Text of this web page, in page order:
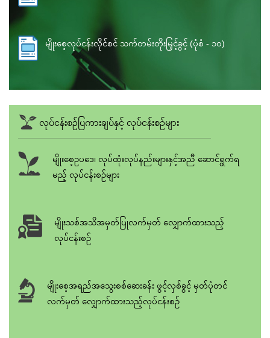
မျိုးစေ့လုပ်ငန်းလိုင်စင် သက်တမ်းတိုးမြှင့်ခွင့် (ပုံစံ - ၁၀)
လုပ်ငန်းစဥ်ပြကားချပ်နှင့် လုပ်ငန်းစဥ်များ
မျိုးစေ့ဥပ‌ဒေ၊ လုပ်ထုံးလုပ်နည်းများနှင့်အညီ ‌ဆောင်ရွက်ရ
မည့် လုပ်ငန်းစဥ်များ
မျိုးသစ်အသိအမှတ်ပြုလက်မှတ် လျှောက်ထားသည့်
လုပ်ငန်းစဥ်
မျိုးစေ့အရည်အသွေးစစ်ဆေးခန်း ဖွင့်လှစ်ခွင့် မှတ်ပုံတင်
လက်မှတ် လျှောက်ထားသည့်လုပ်ငန်းစဥ်